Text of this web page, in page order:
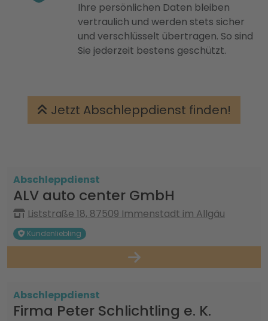
Ihre persönlichen Daten bleiben
vertraulich und werden stets sicher
und verschlüsselt übertragen. So sind
Sie jederzeit bestens geschützt.
Jetzt Abschleppdienst finden!
Abschleppdienst
ALV auto center GmbH
Liststraße 18, 87509 Immenstadt im Allgäu
Kundenliebling
Abschleppdienst
Firma Peter Schlichtling e. K.